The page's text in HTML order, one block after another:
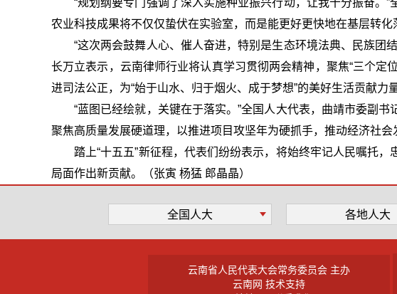
“规划纲要专门强调了深入实施种业振兴行动，让我十分振奋。
农业科技成果将不仅仅蛰伏在实验室，而是能更好更快地在基层转
“这次两会鼓舞人心、催人奋进，特别是生态环境法典、民族团
长万立表示，云南律师行业将认真学习贯彻两会精神，聚焦“三个定
进司法公正，为“始于山水、归于烟火、成于梦想”的美好生活贡献力量
“蓝图已经绘就，关键在于落实。”全国人大代表，曲靖市委副
聚焦高质量发展硬道理，以推进项目攻坚年为硬抓手，推动经济社
踏上“十五五”新征程，代表们纷纷表示，将始终牢记人民嘱托
局面作出新贡献。（张寅 杨猛 郎晶晶）
全国人大 各地人大
云南省人民代表大会常务委员会 主办
云南网 技术支持